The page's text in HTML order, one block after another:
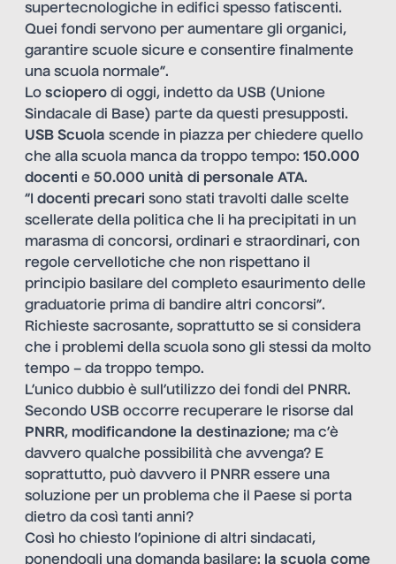
supertecnologiche in edifici spesso fatiscenti.
Quei fondi servono per aumentare gli organici,
garantire scuole sicure e consentire finalmente
una scuola normale”.
Lo sciopero di oggi, indetto da USB (Unione
Sindacale di Base) parte da questi presupposti.
USB Scuola scende in piazza per chiedere quello
che alla scuola manca da troppo tempo: 150.000
docenti e 50.000 unità di personale ATA.
“I docenti precari sono stati travolti dalle scelte
scellerate della politica che li ha precipitati in un
marasma di concorsi, ordinari e straordinari, con
regole cervellotiche che non rispettano il
principio basilare del completo esaurimento delle
graduatorie prima di bandire altri concorsi”.
Richieste sacrosante, soprattutto se si considera
che i problemi della scuola sono gli stessi da molto
tempo – da troppo tempo.
L’unico dubbio è sull’utilizzo dei fondi del PNRR.
Secondo USB occorre recuperare le risorse dal
PNRR, modificandone la destinazione; ma c’è
davvero qualche possibilità che avvenga? E
soprattutto, può davvero il PNRR essere una
soluzione per un problema che il Paese si porta
dietro da così tanti anni?
Così ho chiesto l’opinione di altri sindacati,
ponendogli una domanda basilare: la scuola come